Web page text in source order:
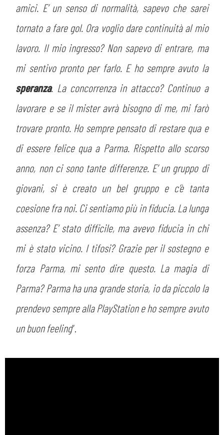
amici. E’ un senso di normalità, sapevo che sarei
tornato a fare gol. Ora voglio dare continuità al mio
lavoro. Il mio ingresso? Non sapevo di entrare, ma
mi sentivo pronto per farlo. E ho sempre avuto la
speranza. La concorrenza in attacco? Continuo a
lavorare e se il mister avrà bisogno di me, mi farò
trovare pronto. Ho sempre pensato di restare qua e
di essere felice qua a Parma. Rispetto allo scorso
anno, non ci sono tante differenze. E’ un gruppo di
giovani, si è creato un bel gruppo e c’è tanta
coesione fra noi. Ci sentiamo più in fiducia. La lunga
assenza? E’ stato difficile, ma avevo fiducia in chi
mi è stato vicino. I tifosi? Grazie per il sostegno e
forza Parma, mi sento dire questo. La magia di
Parma? Parma ha una grande storia, io da piccolo la
prendevo sempre alla PlayStation e ho sempre avuto
un buon feeling”.